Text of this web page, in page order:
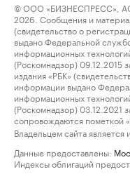
© ООО «БИЗНЕСПРЕСС»,
2026. Сообщения и
(свидетельство о
выдано Федеральной
информационных
(Роскомнадзор)
издания «РБК»
информации выдано
информационных
(Роскомнадзор)
сопровождаются пометкой
Владельцем сайта является
Данные предоставлены:
Индексы облигаций